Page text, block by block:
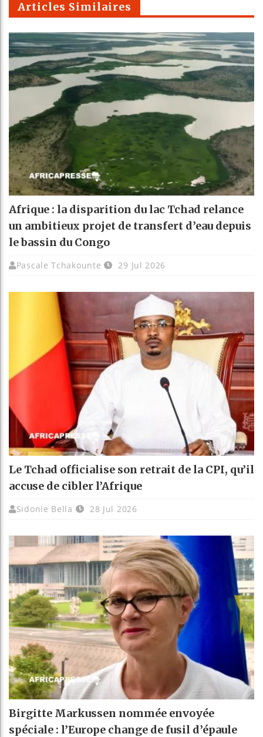
Articles Similaires
Afrique : la disparition du lac Tchad relance
un ambitieux projet de transfert d’eau depuis
le bassin du Congo
Pascale Tchakounte 29 Jul 2026
Le Tchad officialise son retrait de la CPI, qu’il
accuse de cibler l’Afrique
Sidonie Bella 28 Jul 2026
Birgitte Markussen nommée envoyée
spéciale : l’Europe change de fusil d’épaule